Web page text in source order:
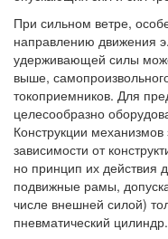
При сильном ветре,
направлению движения
удерживающей силы
выше,
токоприемников. Для
целесообразно
Конструкции
зависимости от
но принцип их действия
подвижные рамы,
числе внешней силой)
пневматический цилиндр.